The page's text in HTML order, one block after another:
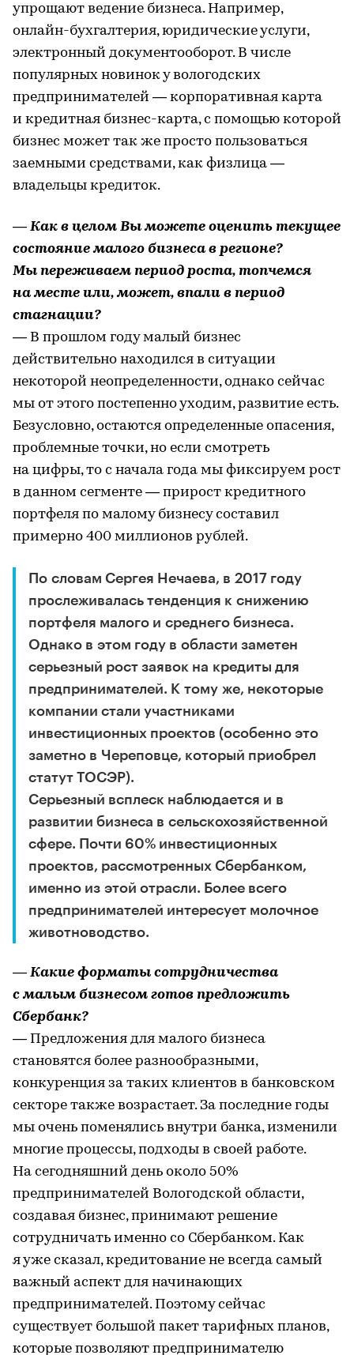
упрощают ведение бизнеса. Например,
онлайн-бухгалтерия, юридические услуги,
электронный документооборот. В числе
популярных новинок у вологодских
предпринимателей — корпоративная карта
и кредитная бизнес-карта, с помощью которой
бизнес может так же просто пользоваться
заемными средствами, как физлица —
владельцы кредиток.
— Как в целом Вы можете оценить текущее
состояние малого бизнеса в регионе?
Мы переживаем период роста, топчемся
на месте или, может, впали в период
стагнации?
— В прошлом году малый бизнес
действительно находился в ситуации
некоторой неопределенности, однако сейчас
мы от этого постепенно уходим, развитие есть.
Безусловно, остаются определенные опасения,
проблемные точки, но если смотреть
на цифры, то с начала года мы фиксируем рост
в данном сегменте — прирост кредитного
портфеля по малому бизнесу составил
примерно 400 миллионов рублей.
По словам Сергея Нечаева, в 2017 году
прослеживалась тенденция к снижению
портфеля малого и среднего бизнеса.
Однако в этом году в области заметен
серьезный рост заявок на кредиты для
предпринимателей. К тому же, некоторые
компании стали участниками
инвестиционных проектов (особенно это
заметно в Череповце, который приобрел
статут ТОСЭР).
Серьезный всплеск наблюдается и в
развитии бизнеса в сельскохозяйственной
сфере. Почти 60% инвестиционных
проектов, рассмотренных Сбербанком,
именно из этой отрасли. Более всего
предпринимателей интересует молочное
животноводство.
— Какие форматы сотрудничества
с малым бизнесом готов предложить
Сбербанк?
— Предложения для малого бизнеса
становятся более разнообразными,
конкуренция за таких клиентов в банковском
секторе также возрастает. За последние годы
мы очень поменялись внутри банка, изменили
многие процессы, подходы в своей работе.
На сегодняшний день около 50%
предпринимателей Вологодской области,
создавая бизнес, принимают решение
сотрудничать именно со Сбербанком. Как
я уже сказал, кредитование не всегда самый
важный аспект для начинающих
предпринимателей. Поэтому сейчас
существует большой пакет тарифных планов,
которые позволяют предпринимателю